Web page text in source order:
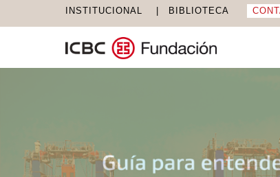
INSTITUCIONAL BIBLIOTECA